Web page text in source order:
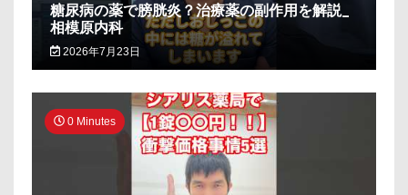
糖尿病の薬で膀胱炎？治療薬の副作用を解説_
相模原内科
2026年7月23日
0 Minutes